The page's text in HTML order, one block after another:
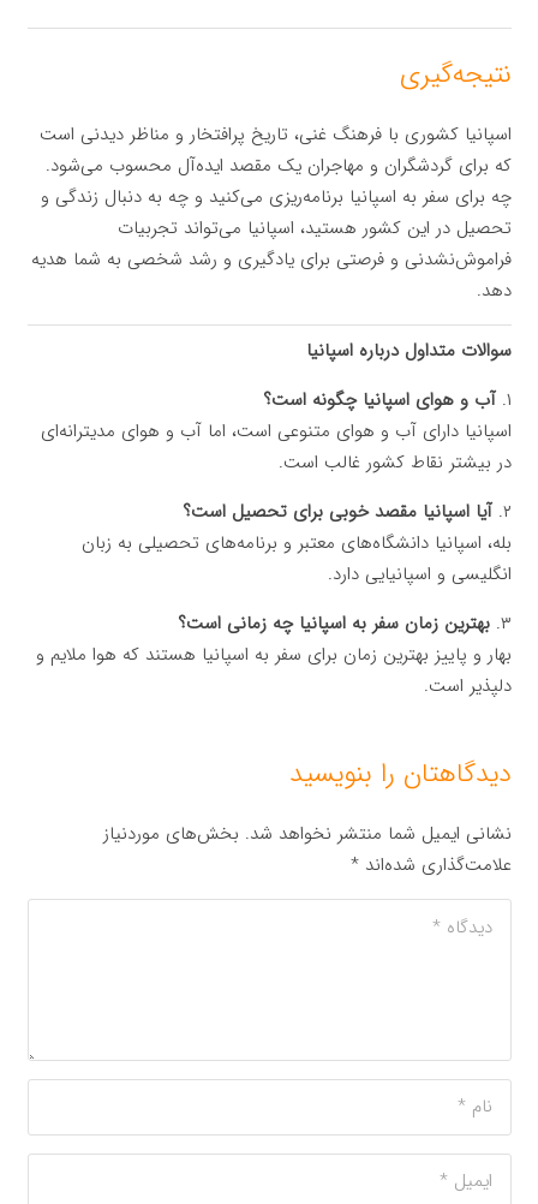
نتیجه‌گیری
اسپانیا کشوری با فرهنگ غنی، تاریخ پرافتخار و مناظر دیدنی است
که برای گردشگران و مهاجران یک مقصد ایده‌آل محسوب می‌شود.
چه برای سفر به اسپانیا برنامه‌ریزی می‌کنید و چه به دنبال زندگی و
تحصیل در این کشور هستید، اسپانیا می‌تواند تجربیات
فراموش‌نشدنی و فرصتی برای یادگیری و رشد شخصی به شما هدیه
دهد.
سوالات متداول درباره اسپانیا
۱. آب و هوای اسپانیا چگونه است؟
اسپانیا دارای آب و هوای متنوعی است، اما آب و هوای مدیترانه‌ای
در بیشتر نقاط کشور غالب است.
۲. آیا اسپانیا مقصد خوبی برای تحصیل است؟
بله، اسپانیا دانشگاه‌های معتبر و برنامه‌های تحصیلی به زبان
انگلیسی و اسپانیایی دارد.
۳. بهترین زمان سفر به اسپانیا چه زمانی است؟
بهار و پاییز بهترین زمان برای سفر به اسپانیا هستند که هوا ملایم و
دلپذیر است.
دیدگاهتان را بنویسید
نشانی ایمیل شما منتشر نخواهد شد. بخش‌های موردنیاز
علامت‌گذاری شده‌اند*